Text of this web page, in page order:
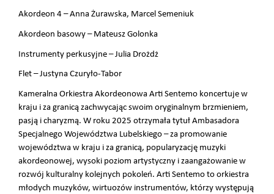
Akordeon 4 – Anna Żurawska, Marcel Semeniuk
Akordeon basowy – Mateusz Golonka
Instrumenty perkusyjne – Julia Drożdż
Flet – Justyna Czuryło-Tabor
Kameralna Orkiestra Akordeonowa Arti Sentemo koncertuje w
kraju i za granicą zachwycając swoim oryginalnym brzmieniem,
pasją i charyzmą. W roku 2025 otrzymała tytuł Ambasadora
Specjalnego Województwa Lubelskiego – za promowanie
województwa w kraju i za granicą, popularyzację muzyki
akordeonowej, wysoki poziom artystyczny i zaangażowanie w
rozwój kulturalny kolejnych pokoleń. Arti Sentemo to orkiestra
młodych muzyków, wirtuozów instrumentów, którzy występują